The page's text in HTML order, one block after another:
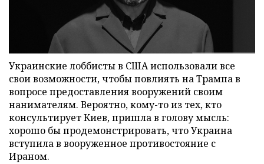
Украинские лоббисты в США использовали все
свои возможности, чтобы повлиять на Трампа в
вопросе предоставления вооружений своим
нанимателям. Вероятно, кому-то из тех, кто
консультирует Киев, пришла в голову мысль:
хорошо бы продемонстрировать, что Украина
вступила в вооруженное противостояние с
Ираном.